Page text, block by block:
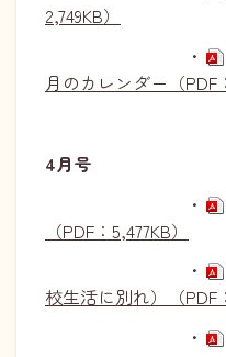
2,749KB）
・
月のカレンダー（PDF
4月号
・
（PDF：5,477KB）
・
校生活に別れ）（PDF
・